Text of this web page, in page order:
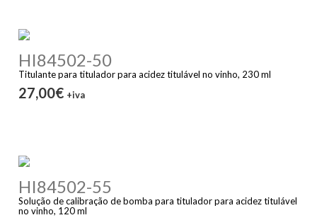
HI84502-50
Titulante para titulador para acidez titulável no vinho, 230 ml
27,00€ +iva
HI84502-55
Solução de calibração de bomba para titulador para acidez titulável
no vinho, 120 ml